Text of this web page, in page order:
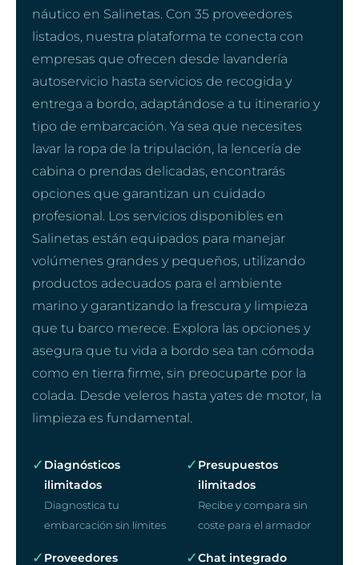
náutico en Salinetas. Con 35 proveedores
listados, nuestra plataforma te conecta con
empresas que ofrecen desde lavandería
autoservicio hasta servicios de recogida y
entrega a bordo, adaptándose a tu itinerario y
tipo de embarcación. Ya sea que necesites
lavar la ropa de la tripulación, la lencería de
cabina o prendas delicadas, encontrarás
opciones que garantizan un cuidado
profesional. Los servicios disponibles en
Salinetas están equipados para manejar
volúmenes grandes y pequeños, utilizando
productos adecuados para el ambiente
marino y garantizando la frescura y limpieza
que tu barco merece. Explora las opciones y
asegura que tu vida a bordo sea tan cómoda
como en tierra firme, sin preocuparte por la
colada. Desde veleros hasta yates de motor, la
limpieza es fundamental.
✓ Diagnósticos
ilimitados
Diagnostica tu
embarcación sin límites
✓ Presupuestos
ilimitados
Recibe y compara sin
coste para el armador
✓ Proveedores
✓Chat integrado